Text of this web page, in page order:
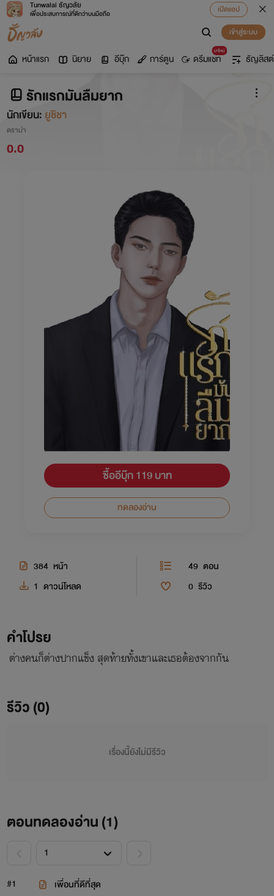
Tunwalai ธัญวลัย
เพื่อประสบการณ์ที่ดีกว่าบนมือถือ
เปิดแอป
เข้าสู่ระบบ
หน้าแรก นิยาย อีบุ๊ก การ์ตูน
มาใหม่
ดรีมแชท ธัญลิสต์
รักแรกมันลืมยาก
นักเขียน: ยูชิชา
ดราม่า
0.0
ซื้ออีบุ๊ก 119 บาท
ทดลองอ่าน
384 หน้า 49 ตอน
1 ดาวน์โหลด 0 รีวิว
คำโปรย
ต่างคนก็ต่างปากแข็ง สุดท้ายทั้งเขาและเธอต้องจากกัน
รีวิว (0)
เรื่องนี้ยังไม่มีรีวิว
ตอนทดลองอ่าน (1)
#1 เพื่อนที่ดีที่สุด